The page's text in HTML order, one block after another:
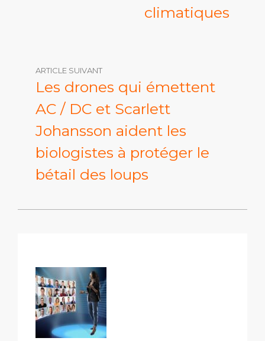
climatiques
ARTICLE SUIVANT
Les drones qui émettent
AC / DC et Scarlett
Johansson aident les
biologistes à protéger le
bétail des loups